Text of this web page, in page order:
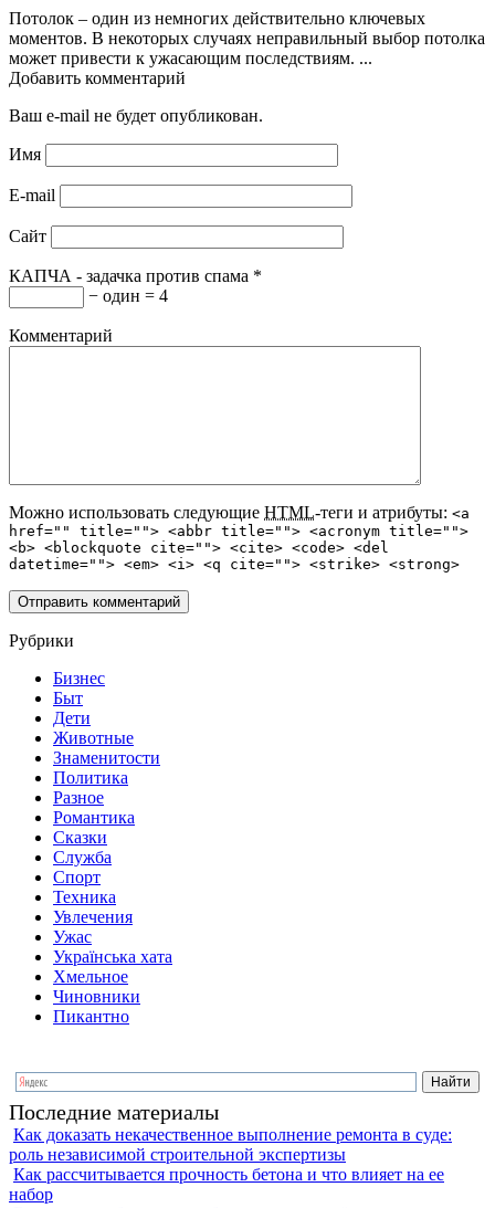
Потолок – один из немногих действительно ключевых
моментов. В некоторых случаях неправильный выбор потолка
может привести к ужасающим последствиям. ...
Добавить комментарий
Ваш e-mail не будет опубликован.
Имя
E-mail
Сайт
КАПЧА - задачка против спама *
− один = 4
Комментарий
Можно использовать следующие HTML-теги и атрибуты: <a
href="" title=""> <abbr title=""> <acronym title="">
<b> <blockquote cite=""> <cite> <code> <del
datetime=""> <em> <i> <q cite=""> <strike> <strong>
Рубрики
Бизнес
Быт
Дети
Животные
Знаменитости
Политика
Разное
Романтика
Сказки
Служба
Спорт
Техника
Увлечения
Ужас
Українська хата
Хмельное
Чиновники
Пикантно
Последние материалы
Как доказать некачественное выполнение ремонта в суде:
роль независимой строительной экспертизы
Как рассчитывается прочность бетона и что влияет на ее
набор